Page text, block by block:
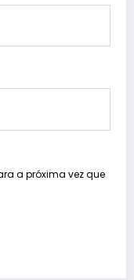
a próxima vez que